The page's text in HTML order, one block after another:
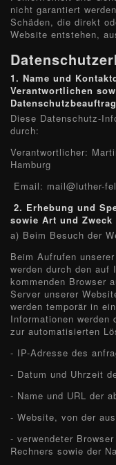
nicht garantiert
Schäden, die direkt
Website entstehen,
1. Name und
Verantwortlichen
Diese Datenschutz-
durch:
Verantwortlicher:
Hamburg
Email: mail@luther-
2. Erhebung und
sowie Art und Zweck
a) Beim Besuch der
Beim Aufrufen
werden durch den auf
kommenden Browser
Server unserer
werden temporär in
Informationen
zur automatisierten
- IP-Adresse des
- Datum und Uhrzeit
- Name und URL der
- Website, von der
- verwendeter
Rechners sowie der